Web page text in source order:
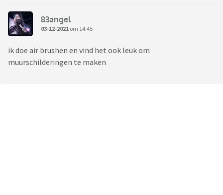
83angel
03-12-2021 om 14:45
ik doe air brushen en vind het ook leuk om
muurschilderingen te maken